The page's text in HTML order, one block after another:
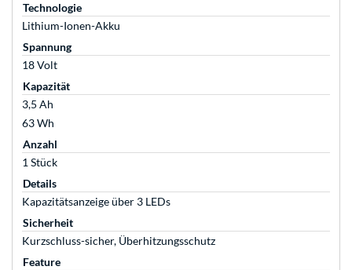
Technologie
Lithium-Ionen-Akku
Spannung
18 Volt
Kapazität
3,5 Ah
63 Wh
Anzahl
1 Stück
Details
Kapazitätsanzeige über 3 LEDs
Sicherheit
Kurzschluss-sicher, Überhitzungsschutz
Feature